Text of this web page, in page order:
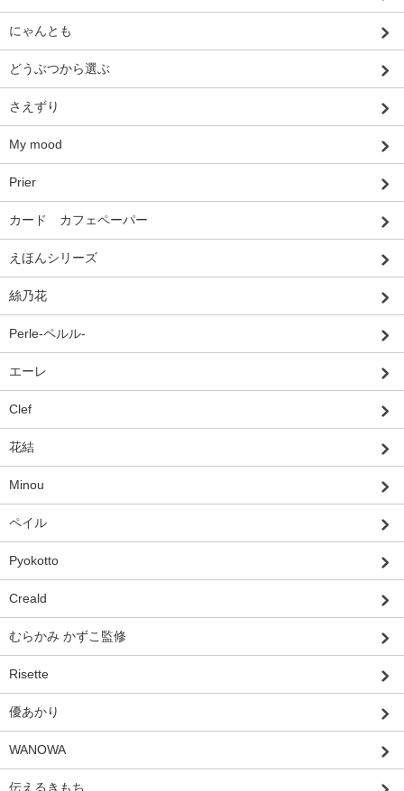
にゃんとも
どうぶつから選ぶ
さえずり
My mood
Prier
カード カフェペーパー
えほんシリーズ
絲乃花
Perle-ペルル-
エーレ
Clef
花結
Minou
ペイル
Pyokotto
Creald
むらかみ かずこ監修
Risette
優あかり
WANOWA
伝えるきもち